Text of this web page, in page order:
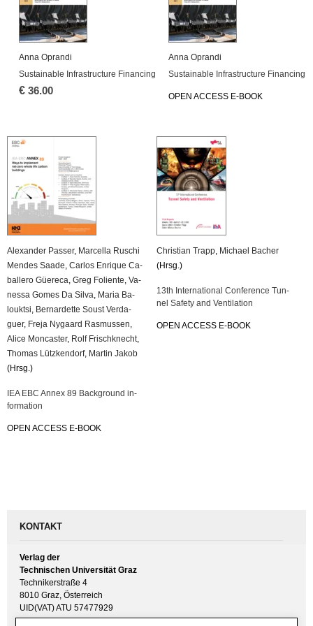
Anna Opran­di
Sustainable In­fra­struc­tu­re Fi­nan­cing
€ 36.00
Anna Opran­di
Sustainable In­fra­struc­tu­re Fi­nan­cing
OPEN AC­CESS E-BOOK
Alex­an­der Pas­ser, Mar­cel­la Ru­schi
Men­des Saade, Car­los En­ri­que Ca­
bal­le­ro Güe­re­ca, Greg Fo­li­en­te, Va­
nes­sa Gomes Da Silva, Maria Ba­
loukt­si, Ber­nar­det­te Soust Ver­da­
guer, Freja Ny­gaard Ras­mus­sen,
Alice Mon­cas­ter, Rolf Frisch­knecht,
Tho­mas Lütz­ken­dorf, Mar­tin Jakob
(Hrsg.)
IEA EBC Annex 89 Back­ground in­
for­ma­ti­on
OPEN AC­CESS E-BOOK
Chris­ti­an Trapp, Mi­cha­el Ba­cher
(Hrsg.)
13th In­ter­na­tio­nal Con­fe­rence Tun­
nel Safe­ty and Ven­ti­la­ti­on
OPEN AC­CESS E-BOOK
KONTAKT
Verlag der
Technischen Universität Graz
Technikerstraße 4
8010 Graz, Österreich
UID(VAT) ATU 57477929